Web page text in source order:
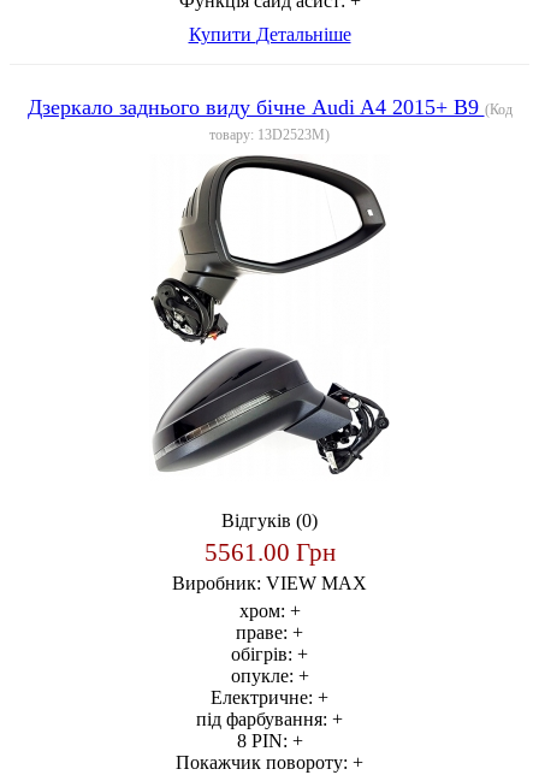
Купити Детальніше
Дзеркало заднього виду бічне Audi A4 2015+ B9 (Код
товару: 13D2523M)
Відгуків (0)
5561.00 Грн
Виробник: VIEW MAX
хром: +
праве: +
обігрів: +
опукле: +
Електричне: +
під фарбування: +
8 PIN: +
Покажчик повороту: +